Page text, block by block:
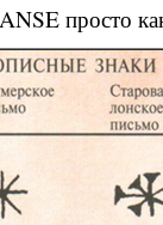
просто